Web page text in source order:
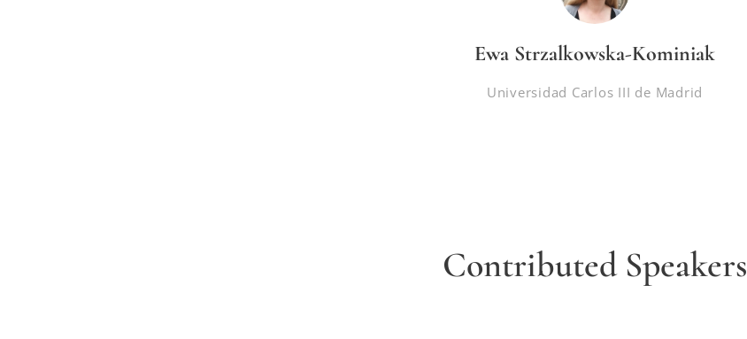
Ewa Strzalkowska-Kominiak
Universidad Carlos III de Madrid
Contributed Speakers